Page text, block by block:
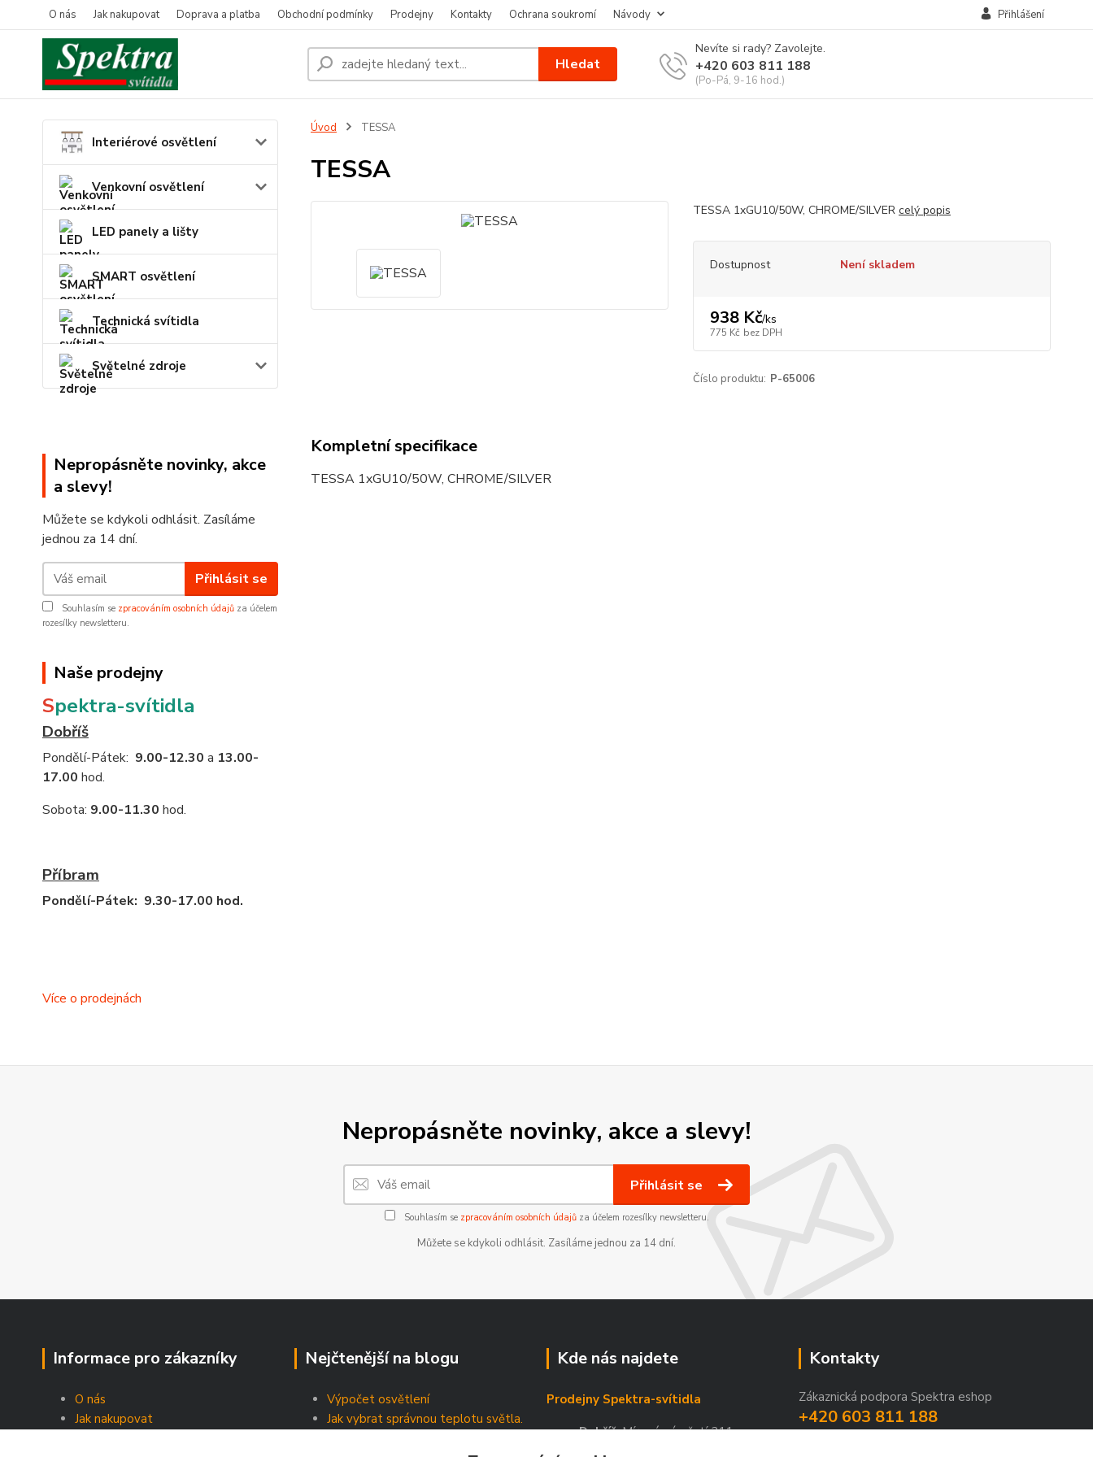
O nás Jak nakupovat Doprava a platba Obchodní podmínky Prodejny Kontakty Ochrana soukromí Návody Přihlášení
Hledat
Nevíte si rady? Zavolejte.
+420 603 811 188
(Po-Pá, 9-16 hod.)
Interiérové osvětlení
Venkovní osvětlení
LED panely a lišty
SMART osvětlení
Technická svítidla
Světelné zdroje
Nepropásněte novinky, akce
a slevy!
Můžete se kdykoli odhlásit. Zasíláme
jednou za 14 dní.
Přihlásit se
Souhlasím se zpracováním osobních údajů za účelem
rozesílky newsletteru.
Naše prodejny
Spektra-svítidla
Dobříš
Pondělí-Pátek: 9.00-12.30 a 13.00-
17.00 hod.
Sobota: 9.00-11.30 hod.
Příbram
Pondělí-Pátek: 9.30-17.00 hod.
Více o prodejnách
Úvod TESSA
TESSA
TESSA 1xGU10/50W, CHROME/SILVER celý popis
Dostupnost Není skladem
938 Kč/ks
775 Kč bez DPH
Číslo produktu: P-65006
Kompletní specifikace
TESSA 1xGU10/50W, CHROME/SILVER
Nepropásněte novinky, akce a slevy!
Přihlásit se
Souhlasím se zpracováním osobních údajůza účelem rozesílky newsletteru.
Můžete se kdykoli odhlásit. Zasíláme jednou za 14 dní.
Informace pro zákazníky
O nás
Jak nakupovat
Nejčtenější na blogu
Výpočet osvětlení
Jak vybrat správnou teplotu světla.
Kde nás najdete
Prodejny Spektra-svítidla
Dobříš, Mírové náměstí 211
Příbram
Kontakty
Zákaznická podpora Spektra eshop
+420 603 811 188